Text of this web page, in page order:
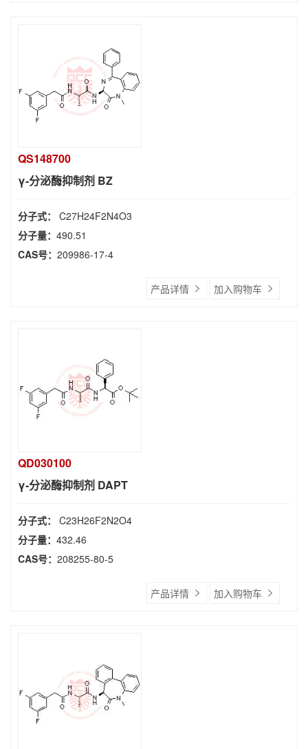
QS148700
γ-分泌酶抑制剂 BZ
分子式： C27H24F2N4O3
分子量： 490.51
CAS号： 209986-17-4
产品详情 加入购物车
QD030100
γ-分泌酶抑制剂 DAPT
分子式： C23H26F2N2O4
分子量： 432.46
CAS号： 208255-80-5
产品详情 加入购物车